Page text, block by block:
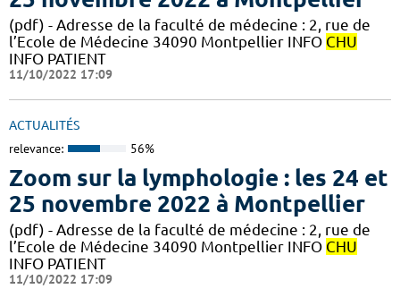
(pdf) - Adresse de la faculté de médecine : 2, rue de
l’Ecole de Médecine 34090 Montpellier INFO CHU
INFO PATIENT
11/10/2022 17:09
ACTUALITÉS
relevance: 56%
Zoom sur la lymphologie : les 24 et
25 novembre 2022 à Montpellier
(pdf) - Adresse de la faculté de médecine : 2, rue de
l’Ecole de Médecine 34090 Montpellier INFO CHU
INFO PATIENT
11/10/2022 17:09